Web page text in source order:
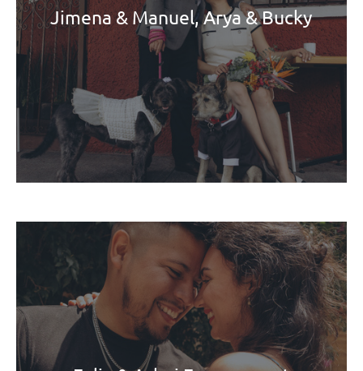
Jimena & Manuel, Arya & Bucky